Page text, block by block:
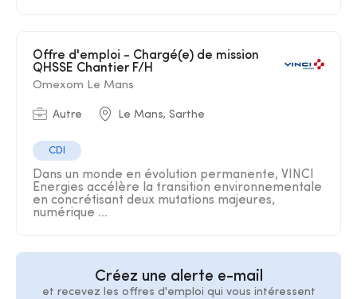
Offre d'emploi - Chargé(e) de mission
QHSSE Chantier F/H
Omexom Le Mans
Autre Le Mans, Sarthe
CDI
Dans un monde en évolution permanente, VINCI
Energies accélère la transition environnementale
en concrétisant deux mutations majeures,
numérique ...
Créez une alerte e-mail
et recevez les offres d'emploi qui vous intéressent